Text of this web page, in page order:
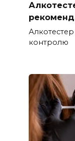
контролю